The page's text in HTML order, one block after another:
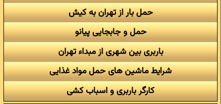
حمل بار از تهران به کیش
حمل و جابجایی پیانو
باربری بین شهری از مبداء تهران
شرایط ماشین های حمل مواد غذایی
کارگر باربری و اسباب کشی